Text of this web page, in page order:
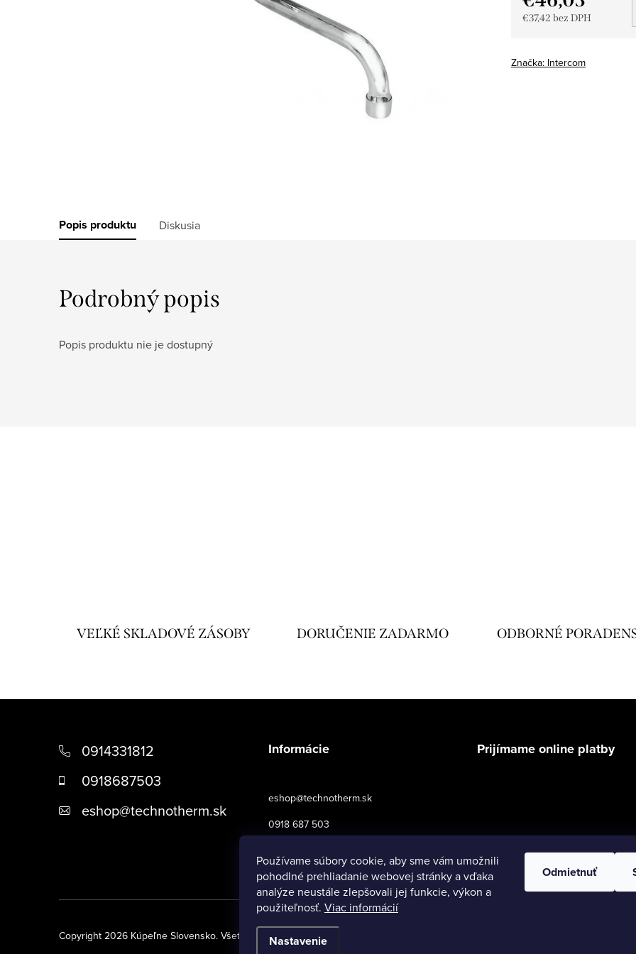
Používame súbory cookie, aby sme vám umožnili
pohodlné prehliadanie webovej stránky a vďaka
analýze neustále zlepšovali jej funkcie, výkon a
použiteľnosť. Viac informácií
Nastavenie
Odmietnuť
€37,42 bez DPH
Značka: Intercom
Popis produktu Diskusia
Podrobný popis
Popis produktu nie je dostupný
VEĽKÉ SKLADOVÉ ZÁSOBY DORUČENIE ZADARMO ODBORNÉ
0914331812
0918687503
eshop@technotherm.sk
Informácie
eshop@technotherm.sk
0918 687 503
Prijímame online platby
Copyright 2026 Kúpeľne Slovensko. Všetky práva vyhradené.